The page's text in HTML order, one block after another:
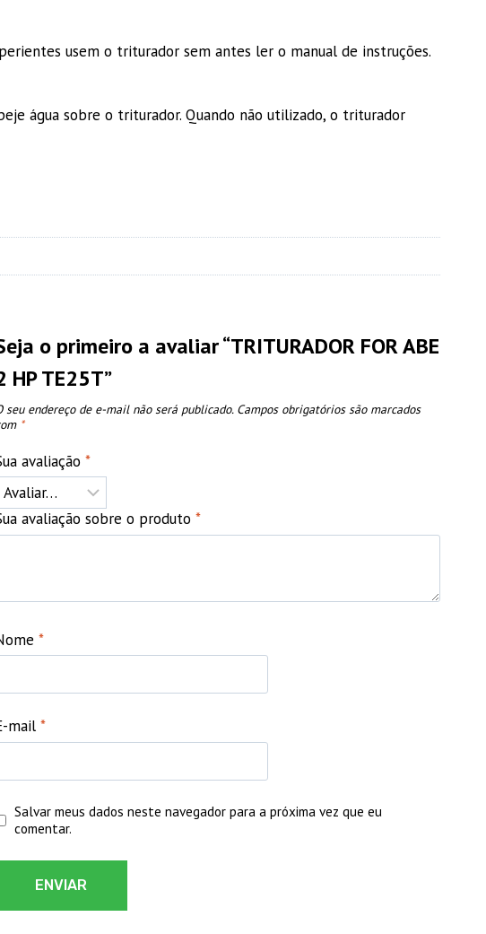
usem o triturador sem antes ler o manual de instruções.
água sobre o triturador. Quando não utilizado, o triturador
o primeiro a avaliar “TRITURADOR FOR ABE
HP TE25T”
seu endereço de e-mail não será publicado. Campos obrigatórios são marcados
*
avaliação*
avaliação sobre o produto*
*
mail*
Salvar meus dados neste navegador para a próxima vez que eu
comentar.